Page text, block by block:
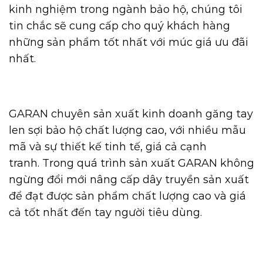
kinh nghiệm trong ngành bảo hộ, chúng tôi
tin chắc sẽ cung cấp cho quý khách hàng
những sản phẩm tốt nhất với múc giá ưu đãi
nhất.
GARAN chuyên sản xuất kinh doanh găng tay
len sợi bảo hộ chất lượng cao, với nhiều mẫu
mã và sự thiết kế tinh tế, giá cả cạnh
tranh. Trong quá trình sản xuất GARAN không
ngừng đổi mới nâng cấp dây truyền sản xuất
để đạt được sản phẩm chất lượng cao và giá
cả tốt nhất đến tay người tiêu dùng.